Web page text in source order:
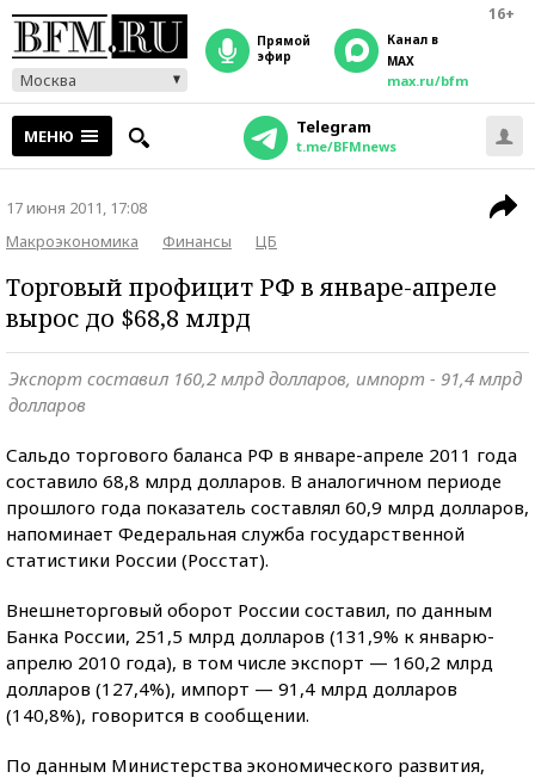
16+
Москва
прямой
эфир
Канал в
MAX
max.ru/bfm
МЕНЮ Telegram
t.me/BFMnews
17 июня 2011, 17:08
Макроэкономика
Финансы ЦБ
Торговый профицит РФ в январе-апреле
вырос до $68,8 млрд
Экспорт составил 160,2 млрд долларов, импорт - 91,4 млрд
долларов
Сальдо торгового баланса РФ в январе-апреле 2011 года
составило 68,8 млрд долларов. В аналогичном периоде
прошлого года показатель составлял 60,9 млрд долларов,
напоминает Федеральная служба государственной
статистики России (Росстат).
Внешнеторговый оборот России составил, по данным
Банка России, 251,5 млрд долларов (131,9% к январю-
апрелю 2010 года), в том числе экспорт — 160,2 млрд
долларов (127,4%), импорт — 91,4 млрд долларов
(140,8%), говорится в сообщении.
По данным Министерства экономического развития,